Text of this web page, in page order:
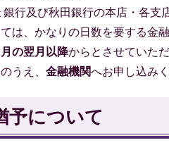
行及び秋田銀行の本店・各支
は、かなりの日数を要する金
の翌月以降からとさせていただ
うえ、金融機関へお申し込みく
予について